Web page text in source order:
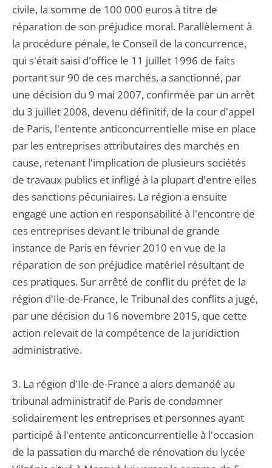
civile, la somme de 100 000 euros à titre de
réparation de son préjudice moral. Parallèlement à
la procédure pénale, le Conseil de la concurrence,
qui s'était saisi d'office le 11 juillet 1996 de faits
portant sur 90 de ces marchés, a sanctionné, par
une décision du 9 mai 2007, confirmée par un arrêt
du 3 juillet 2008, devenu définitif, de la cour d'appel
de Paris, l'entente anticoncurrentielle mise en place
par les entreprises attributaires des marchés en
cause, retenant l'implication de plusieurs sociétés
de travaux publics et infligé à la plupart d'entre elles
des sanctions pécuniaires. La région a ensuite
engagé une action en responsabilité à l'encontre de
ces entreprises devant le tribunal de grande
instance de Paris en février 2010 en vue de la
réparation de son préjudice matériel résultant de
ces pratiques. Sur arrêté de conflit du préfet de la
région d'Ile-de-France, le Tribunal des conflits a jugé,
par une décision du 16 novembre 2015, que cette
action relevait de la compétence de la juridiction
administrative.
3. La région d'Ile-de-France a alors demandé au
tribunal administratif de Paris de condamner
solidairement les entreprises et personnes ayant
participé à l'entente anticoncurrentielle à l'occasion
de la passation du marché de rénovation du lycée